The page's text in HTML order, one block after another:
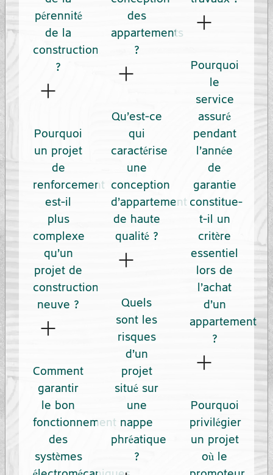
pérennité
de la
construction
?
Ben
garantit
un niveau
d’excellence
constant
grâce à
des
équipes
de
gestion
hautement
qualifiées,
de chefs
de projet
et de
conducteurs
de
chantier
+
Pourquoi
un projet
de
renforcement
est-il
plus
complexe
qu’un
projet de
construction
neuve ?
Un projet
renforcement
implique
l’intervention
sur une
structure
déjà
+
Comment
garantir
le bon
fonctionnement
des
systèmes
des
appartements
?
Ben
accorde
une
attention
particulière
à chaque
élément
structurant
du
combinant
exigence
fonctionnelle
et
performance
technique.
L’isolation,
l’acoustique,
+
Qu’est-ce
qui
caractérise
une
conception
d’appartement
de haute
qualité ?
Une
de qualité
repose
sur une
planification
intelligente,
pensée
pour
optimiser
chaque
+
Quels
sont les
risques
d’un
projet
situé sur
une
nappe
phréatique
?
Ben
garantit
une
transparence
complète
durant
toute la
durée du
chantier
grâce à
une
entreprise
de
supervision
mandatée
par les
résidents,
des
mises à
jour
régulières
+
Pourquoi
le
service
assuré
pendant
l’année
de
garantie
constitue-
t-il un
critère
essentiel
lors de
l’achat
d’un
appartement
?
Même
projet
construit
selon les
standards
+
Pourquoi
privilégier
un projet
où le